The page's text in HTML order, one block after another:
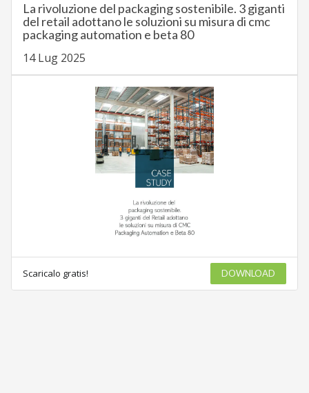
La rivoluzione del packaging sostenibile. 3 giganti
del retail adottano le soluzioni su misura di cmc
packaging automation e beta 80
14 Lug 2025
Scaricalo gratis! DOWNLOAD